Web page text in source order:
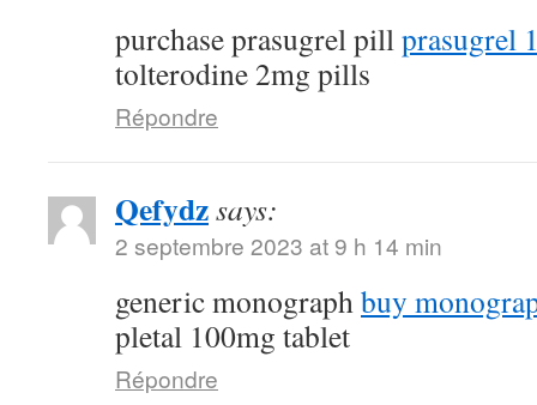
purchase prasugrel pillprasugrel
tolterodine 2mg pills
Répondre
Qefydzsays:
2 septembre 2023 at 9 h 14 min
generic monographbuy
pletal 100mg tablet
Répondre